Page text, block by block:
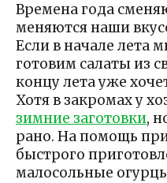
Времена года
меняются наши
Если в начале лета
готовим салаты из
концу лета уже
Хотя в закромах у
зимние заготовки,
рано. На помощь
быстрого
малосольные